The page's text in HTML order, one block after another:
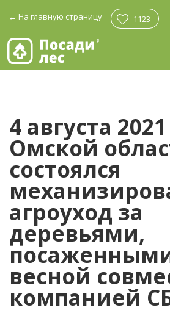
← На главную страницу 1123
4 августа
Омской
состоялся
агроуход за
деревьями,
весной
компанией